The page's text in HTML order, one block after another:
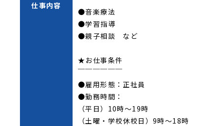
仕事内容
●音楽療法
●学習指導
●親子相談 など
★お仕事条件
￣￣￣￣￣￣
●雇用形態：正社員
●勤務時間：
（平日）10時～19時
（土曜・学校休校日）9時～18時